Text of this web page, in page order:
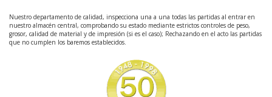
Nuestro departamento de calidad, inspecciona una a una todas las partidas al entrar en
nuestro almacén central, comprobando su estado mediante estrictos controles de peso,
grosor, calidad de material y de impresión (si es el caso); Rechazando en el acto las partidas
que no cumplen los baremos establecidos.